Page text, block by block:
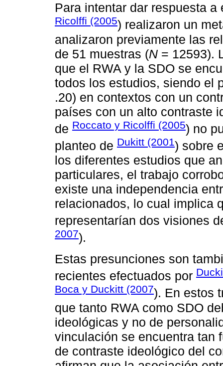
Para intentar dar respuesta
Ricolffi (2005) realizaron un
analizaron previamente las
de 51 muestras (N = 12593).
que el RWA y la SDO se
todos los estudios, siendo el
.20) en contextos con un
países con un alto contraste
de Roccato y Ricolffi (2005) no
planteo de Dukitt (2001) sobre
los diferentes estudios que
particulares, el trabajo
existe una independencia
relacionados, lo cual implica
representarían dos visiones
2007).
Estas presunciones son
recientes efectuados por
Boca y Duckitt (2007). En estos
que tanto RWA como SDO
ideológicas y no de
vinculación se encuentra tan
de contraste ideológico del